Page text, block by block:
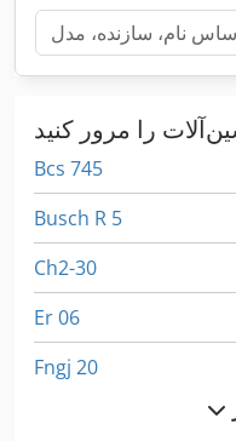
Bcs 745
Busch R 5
Ch2-30
Er 06
Fngj 20